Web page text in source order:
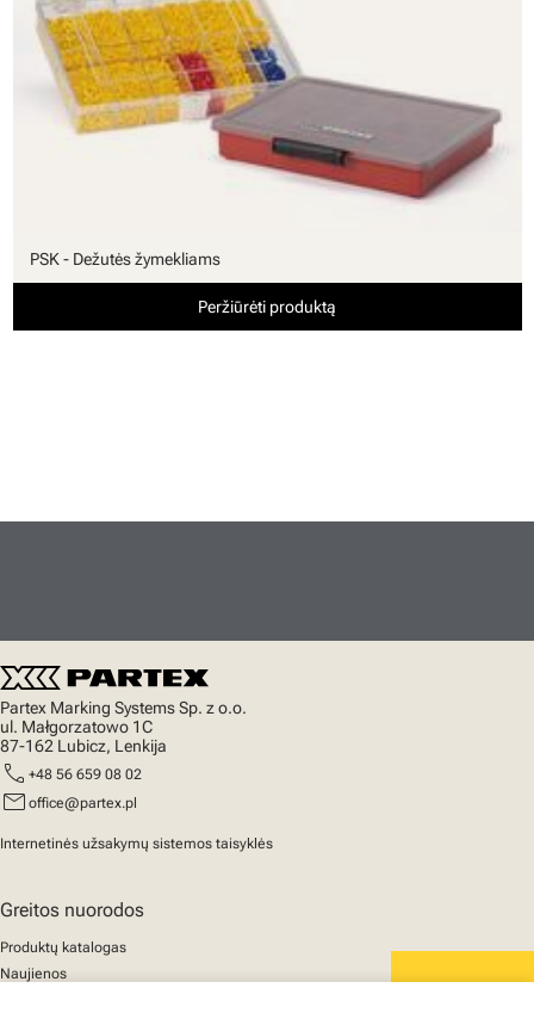
PSK - Dežutės žymekliams
Peržiūrėti produktą
Partex Marking Systems Sp. z o.o.
ul. Małgorzatowo 1C
87-162 Lubicz, Lenkija
call +48 56 659 08 02
mail office@partex.pl
Internetinės užsakymų sistemos taisyklės
Greitos nuorodos
Produktų katalogas
Naujienos